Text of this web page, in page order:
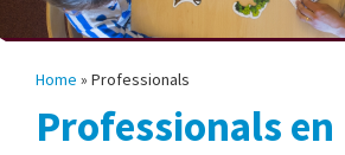
Home » Professionals
Professionals en